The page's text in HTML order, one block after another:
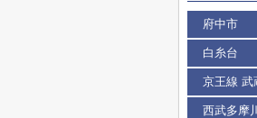
府中市
白糸台
京王線 武
西武多摩